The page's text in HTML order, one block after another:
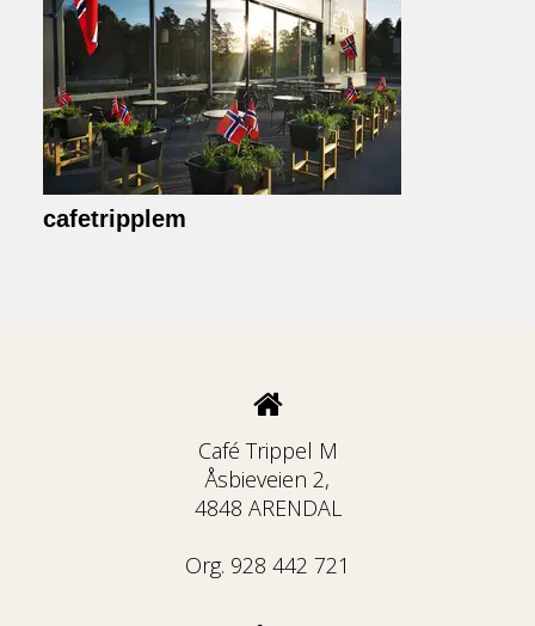
cafetripplem
Café Trippel M
Åsbieveien 2,
4848 ARENDAL
Org. 928 442 721